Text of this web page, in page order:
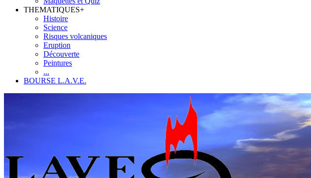
THEMATIQUES+
Histoire
Science
Risques volcaniques
Eruption
Découverte
Peintures
...
BOURSE L.A.V.E.